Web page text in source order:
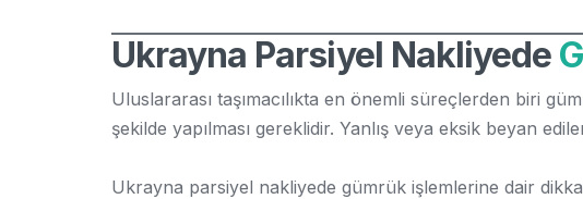
Ukrayna Parsiyel Nakliyede
Uluslararası taşımacılıkta en önemli süreçlerden biri
şekilde yapılması gereklidir. Yanlış veya eksik beyan
Ukrayna parsiyel nakliyede gümrük işlemlerine dair